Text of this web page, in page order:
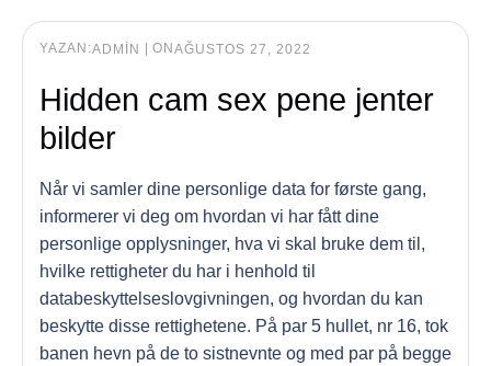
YAZAN:ADMIN ON AĞUSTOS 27, 2022
Hidden cam sex pene jenter
bilder
Når vi samler dine personlige data for første gang,
informerer vi deg om hvordan vi har fått dine
personlige opplysninger, hva vi skal bruke dem til,
hvilke rettigheter du har i henhold til
databeskyttelseslovgivningen, og hvordan du kan
beskytte disse rettighetene. På par 5 hullet, nr 16, tok
banen hevn på de to sistnevnte og med par på begge